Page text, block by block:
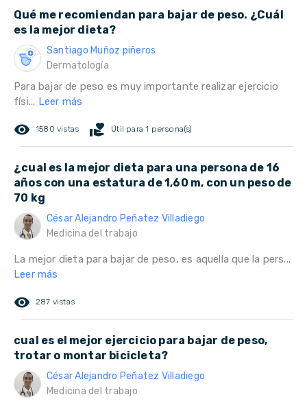
Qué me recomiendan para bajar de peso. ¿Cuál
es la mejor dieta?
Santiago Muñoz piñeros
Dermatología
Para bajar de peso es muy importante realizar ejercicio
físi... Leer más
remove_red_eye 1580 vistas volunteer_activism Útil para 1 persona(s)
¿cual es la mejor dieta para una persona de 16
años con una estatura de 1,60 m, con un peso de
70 kg
César Alejandro Peñatez Villadiego
Medicina del trabajo
La mejor dieta para bajar de peso, es aquella que la pers...
Leer más
remove_red_eye 287 vistas
cual es el mejor ejercicio para bajar de peso,
trotar o montar bicicleta?
César Alejandro Peñatez Villadiego
Medicina del trabajo